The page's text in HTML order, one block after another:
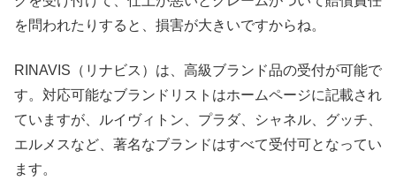
を問われたりすると、損害が大きいですからね。
RINAVIS（リナビス）は、高級ブランド品の受付が可能で
す。対応可能なブランドリストはホームページに記載され
ていますが、ルイヴィトン、プラダ、シャネル、グッチ、
エルメスなど、著名なブランドはすべて受付可となってい
ます。